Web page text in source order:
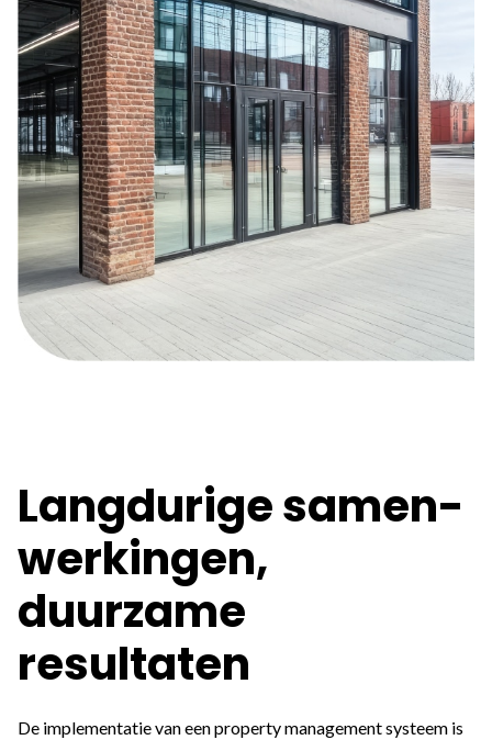
Langdurige samen­
werkingen,
duurzame
resultaten
De implementatie van een property management systeem is